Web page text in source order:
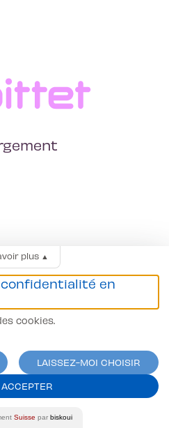
plus▲
en
cookies.
LAISSEZ-MOI CHOISIR
Suisse par biskoui